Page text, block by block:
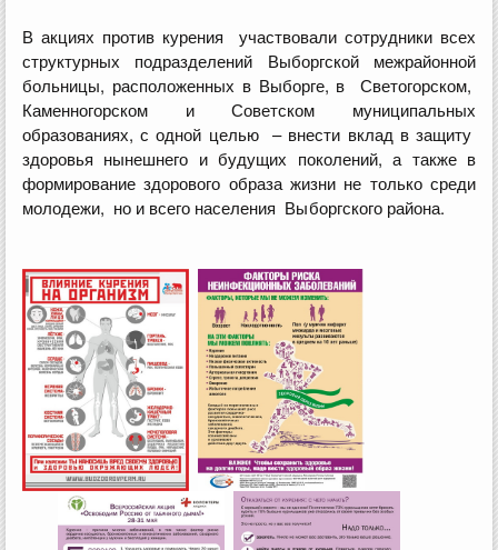
В акциях против курения участвовали сотрудники всех
структурных подразделений Выборгской межрайонной
больницы, расположенных в Выборге, в Светогорском,
Каменногорском и Советском муниципальных
образованиях, с одной целью – внести вклад в защиту
здоровья нынешнего и будущих поколений, а также в
формирование здорового образа жизни не только среди
молодежи, но и всего населения Выборгского района.